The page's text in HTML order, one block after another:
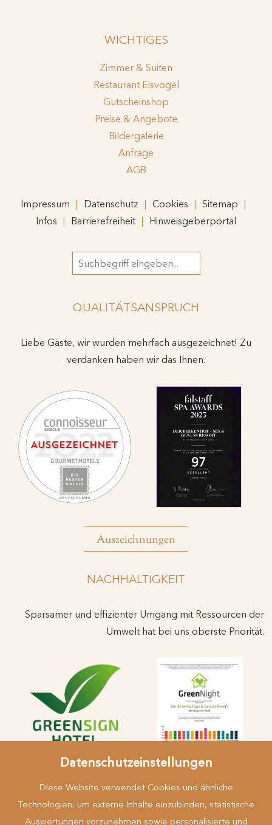
Datenschutzeinstellungen
Diese Website verwendet Cookies und ähnliche
Technologien, um externe Inhalte einzubinden, statistische
Auswertungen vorzunehmen sowie personalisierte und
WICHTIGES
Zimmer & Suiten
Restaurant Eisvogel
Gutscheinshop
Preise & Angebote
Bildergalerie
Anfrage
AGB
Impressum Datenschutz Cookies
Sitemap
Infos
Barrierefreiheit Hinweisgeberportal
Suchbegriff
QUALITÄTSANSPRUCH
Liebe Gäste, wir wurden mehrfach ausgezeichnet! Zu
verdanken haben wir das Ihnen.
Auszeichnungen
NACHHALTIGKEIT
Sparsamer und effizienter Umgang mit Ressourcen der
Umwelt hat bei uns oberste Priorität.